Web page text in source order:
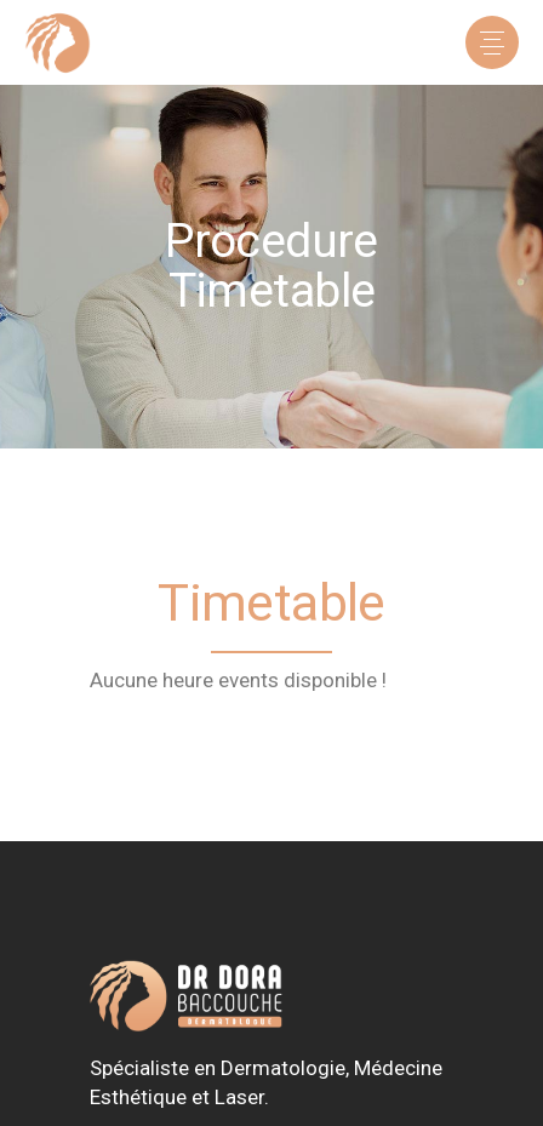
Procedure
Timetable
Timetable
Aucune heure events disponible !
Spécialiste en Dermatologie, Médecine
Esthétique et Laser.